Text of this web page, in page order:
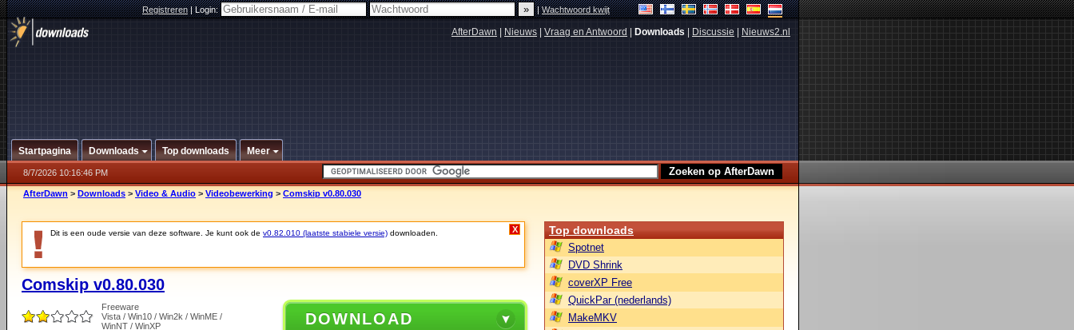
Registreren|Login: |Wachtwoord kwijt
AfterDawn Nieuws Vraag en Antwoord Downloads Discussie Nieuws2.nl
Startpagina Downloads Top downloads Meer
8/7/2026 10:16:46 PM
AfterDawn > Downloads > Video & Audio > Videobewerking > Comskip v0.80.030
Dit is een oude versie van deze software. Je kunt ook de v0.82.010 (laatste stabiele versie) downloaden. X
Comskip v0.80.030
Freeware
Vista / Win10 / Win2k / WinME /
WinNT / WinXP
DOWNLOAD
Top downloads
Spotnet
DVD Shrink
coverXP Free
QuickPar (nederlands)
MakeMKV